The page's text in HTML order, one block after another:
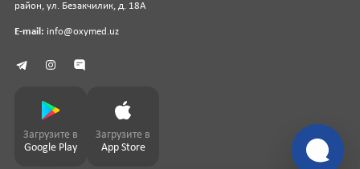
район, ул. Безакчилик, д. 18А
E-mail: info@oxymed.uz
Загрузите в
Google Play
Загрузите в
App Store